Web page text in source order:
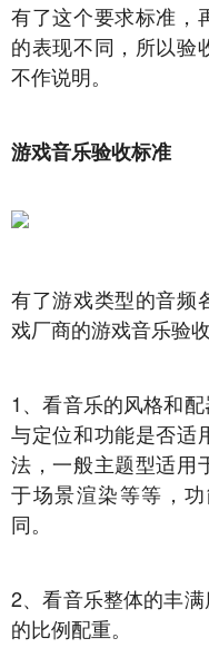
有了这个要求标准，
的表现不同，所以验
不作说明。
游戏音乐验收标准
有了游戏类型的音频
戏厂商的游戏音乐验
1、看音乐的风格和配
与定位和功能是否适
法，一般主题型适用
于场景渲染等等，
同。
2、看音乐整体的丰
的比例配重。